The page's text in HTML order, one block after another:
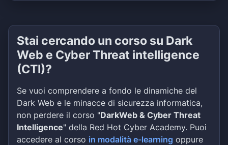
Stai cercando un corso su Dark
Web e Cyber Threat intelligence
(CTI)?
Se vuoi comprendere a fondo le dinamiche del
Dark Web e le minacce di sicurezza informatica,
non perdere il corso "DarkWeb & Cyber Threat
Intelligence" della Red Hot Cyber Academy. Puoi
accedere al corso in modalità e-learning oppure